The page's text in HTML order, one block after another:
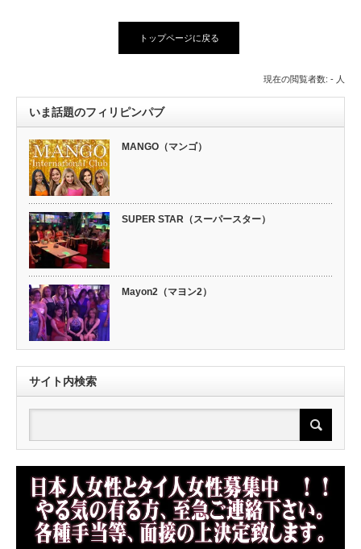
トップページに戻る
現在の閲覧者数: - 人
いま話題のフィリピンパブ
MANGO（マンゴ）
SUPER STAR（スーパースター）
Mayon2（マヨン2）
サイト内検索